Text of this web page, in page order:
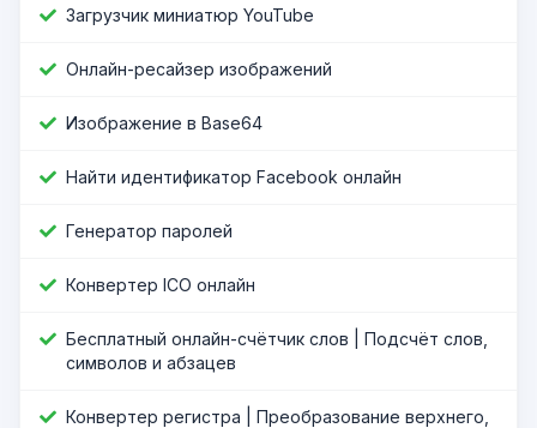
Загрузчик миниатюр YouTube
Онлайн-ресайзер изображений
Изображение в Base64
Найти идентификатор Facebook онлайн
Генератор паролей
Конвертер ICO онлайн
Бесплатный онлайн-счётчик слов | Подсчёт слов,
символов и абзацев
Конвертер регистра | Преобразование верхнего,